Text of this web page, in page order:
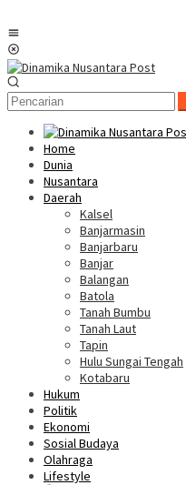
Home
Dunia
Nusantara
Daerah
Kalsel
Banjarmasin
Banjarbaru
Banjar
Balangan
Batola
Tanah Bumbu
Tanah Laut
Tapin
Hulu Sungai Tengah
Kotabaru
Hukum
Politik
Ekonomi
Sosial Budaya
Olahraga
Lifestyle